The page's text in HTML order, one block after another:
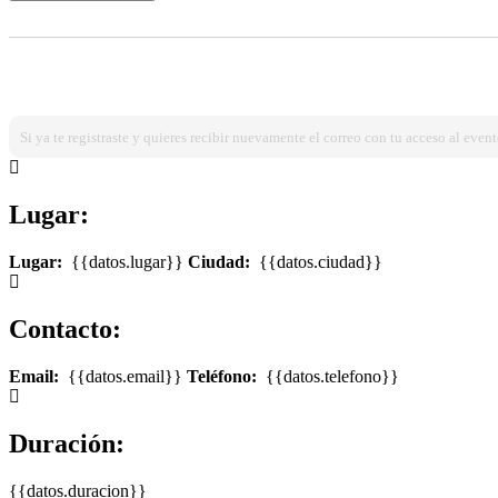
Si ya te registraste y quieres recibir nuevamente el correo con tu acceso al
Lugar:
Lugar: {{datos.lugar}} Ciudad: {{datos.ciudad}}
Contacto:
Email: {{datos.email}} Teléfono: {{datos.telefono}}
Duración:
{{datos.duracion}}